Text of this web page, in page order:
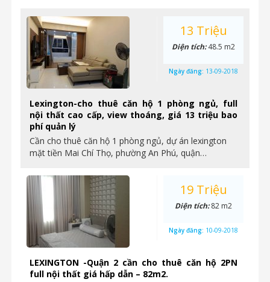
Lexington-cho thuê căn hộ 1 phòng ngủ, full
nội thất cao cấp, view thoáng, giá 13 triệu bao
phí quản lý
Cần cho thuê căn hộ 1 phòng ngủ, dự án lexington
mặt tiền Mai Chí Thọ, phường An Phú, quận…
13 Triệu
Diện tích:48.5 m2
Ngày đăng: 13-09-2018
LEXINGTON -Quận 2 cần cho thuê căn hộ 2PN
full nội thất giá hấp dẫn – 82m2.
19 Triệu
Diện tích:82 m2
Ngày đăng: 10-09-2018